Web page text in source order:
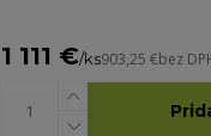
1 111 €/ks903,25 €bez